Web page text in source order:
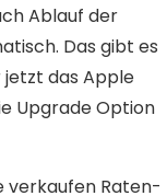
Ablauf der
Das gibt es
jetzt das Apple
Upgrade Option
verkaufen Raten-